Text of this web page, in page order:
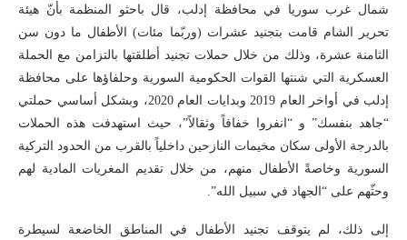
شمال غرب سوريا في محافظة إدلب، قال باحثو المنظمة بأنّ هيئة
تحرير الشام قامت بتجنيد عشرات (وربّما مئات) الأطفال ما دون سن
الثامنة عشرة، وذلك من خلال حملات تجنيد أطلقتها بالتزامن مع الحملة
العسكرية التي شنتها القوات الحكومية السورية وحلفاؤها على محافظة
إدلب في أواخر العام 2019 وبدايات العام 2020، وبشكل أساسي حملتي
“جاهد بنفسك” و “انفروا خفافاً وثقالاً”، حيث استهدفت هذه الحملات
بالدرجة الأولى سكان مخيمات النازحين داخلياً بالقرب من الحدود التركية
السورية وخاصةً الأطفال منهم، من خلال تقديم المغريات المادية لهم
وحثّهم على “الجهاد في سبيل الله”.
إلى ذلك، لم يتوقف تجنيد الأطفال في المناطق الخاضعة لسيطرة